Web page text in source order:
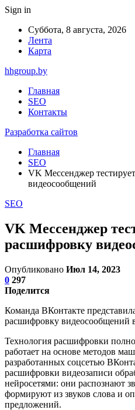
Sign in
Суббота, 8 августа, 2026
Лента
Карта
hhgroup.by
Главная
SEO
Контакты
Разработка сайтов
Главная
SEO
VK Мессенджер
видеосообщений
SEO
VK Мессенджер
расшифровку
Опубликовано Июл 14, 2023
0 297
Поделится
Команда ВКонтакте
расшифровку видеосообщений
Технология расшифровки
работает на основе методов
разработанных соцсетью
расшифровки видеозаписи
нейросетями: они распознают
формируют из звуков слова и
предложений.